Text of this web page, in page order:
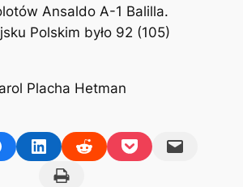
Ansaldo A-1 Balilla.
Polskim było 92 (105)
Placha Hetman
on Facebook
Share on LinkedInShare on RedditShare on PocketEmail this Page
Print this Page